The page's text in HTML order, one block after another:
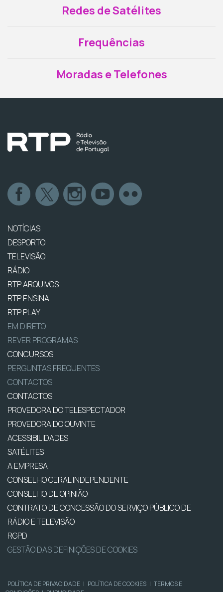
Redes de Satélites
Frequências
Moradas e Telefones
NOTÍCIAS
DESPORTO
TELEVISÃO
RÁDIO
RTP ARQUIVOS
RTP ENSINA
RTP PLAY
EM DIRETO
REVER PROGRAMAS
CONCURSOS
PERGUNTAS FREQUENTES
CONTACTOS
CONTACTOS
PROVEDORA DO TELESPECTADOR
PROVEDORA DO OUVINTE
ACESSIBILIDADES
SATÉLITES
A EMPRESA
CONSELHO GERAL INDEPENDENTE
CONSELHO DE OPINIÃO
CONTRATO DE CONCESSÃO DO SERVIÇO PÚBLICO DE
RÁDIO E TELEVISÃO
RGPD
GESTÃO DAS DEFINIÇÕES DE COOKIES
POLÍTICA DE PRIVACIDADE | POLÍTICA DE COOKIES | TERMOS E